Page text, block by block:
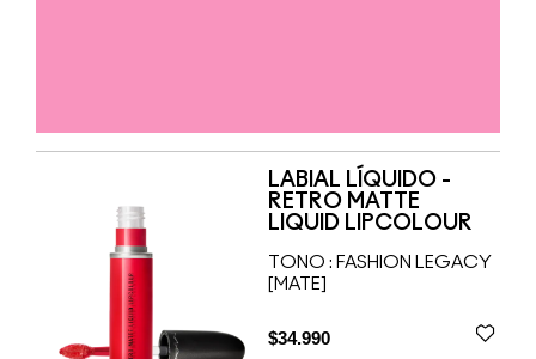
LABIAL LÍQUIDO -
RETRO MATTE
LIQUID LIPCOLOUR
TONO : FASHION LEGACY
[MATE]
$34.990